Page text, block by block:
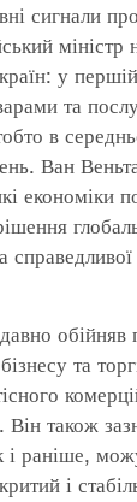
сигнали
міністр
у
та
в
Ван
економіки
справедливої
обійняв
та
Він також
і раніше,
і